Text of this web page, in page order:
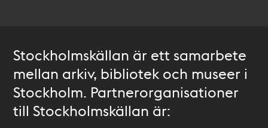
Stockholmskällan är ett samarbete
mellan arkiv, bibliotek och museer i
Stockholm. Partnerorganisationer
till Stockholmskällan är: